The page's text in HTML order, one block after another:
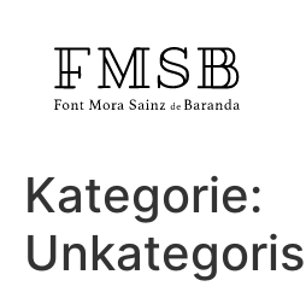
Startseite
Font Mora Sainz de
Kategorie: